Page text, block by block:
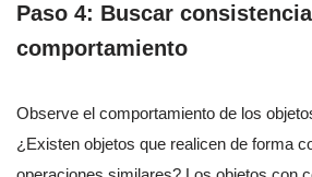
Paso 4: Buscar consistencia
comportamiento
Observe el comportamiento de los
¿Existen objetos que realicen de forma